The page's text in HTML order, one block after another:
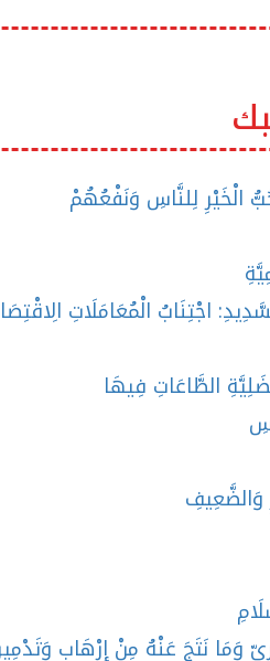
الْخَيْرِ لِلنَّاسِ وَنَفْعُهُمْ
اجْتِنَابُ الْمُعَامَلَاتِ
الطَّاعَاتِ فِيهَا
وَالضَّعِيفِ
وَمَا نَتَجَ عَنْهُ مِنْ إِرْهَابٍ